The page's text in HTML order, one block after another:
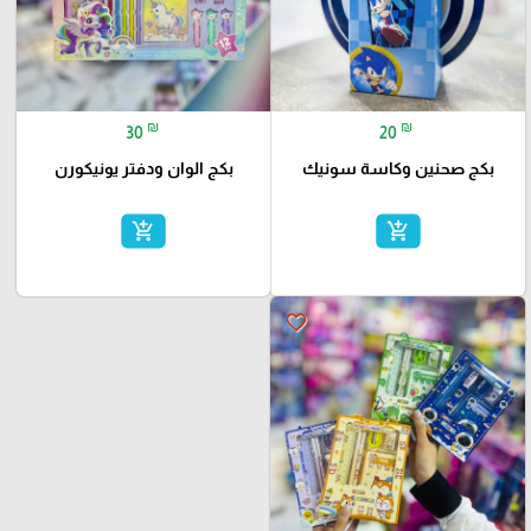
20 ₪
بكج صحنين وكاسة سونيك
add_shopping_cart
30 ₪
بكج الوان ودفتر يونيكورن
add_shopping_cart
favorite_border